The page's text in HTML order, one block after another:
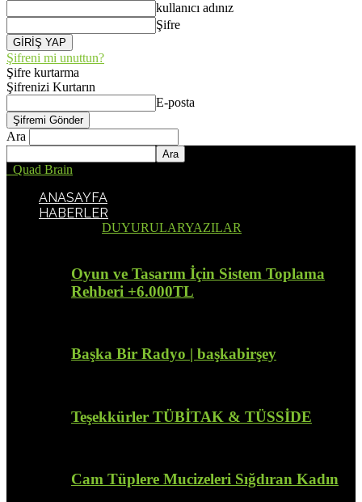
kullanıcı adınız
Şifre
Şifreni mi unuttun?
Şifre kurtarma
Şifrenizi Kurtarın
E-posta
Ara
Quad Brain
ANASAYFA
HABERLER
DUYURULARYAZILAR
Oyun ve Tasarım İçin Sistem Toplama
Rehberi +6.000TL
Başka Bir Radyo | başkabirşey
Teşekkürler TÜBİTAK & TÜSSİDE
Cam Tüplere Mucizeleri Sığdıran Kadın